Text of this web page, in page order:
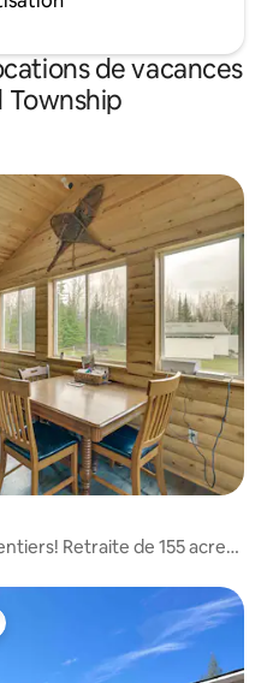
de vacances
Township
Retraite de 155 acres
les plus aimés